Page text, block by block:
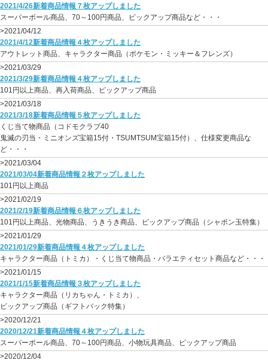
2021/4/26新着商品情報７枚アップしました
スーパーボール商品、70～100円商品、ピックアップ商品など・・・
>2021/04/12
2021/4/12新着商品情報４枚アップしました
アウトレット商品、キャラクター商品（ポケモン・ミッキー＆フレンズ）
>2021/03/29
2021/3/29新着商品情報４枚アップしました
101円以上商品、再入荷商品、ピックアップ商品
>2021/03/18
2021/3/18新着商品情報５枚アップしました
くじ当て物商品（コドモクラブ40
鬼滅の刃当・ミニオンズ宝箱15付・TSUMTSUM宝箱15付）、仕様変更商品な
ど・・・
>2021/03/04
2021/03/04新着商品情報２枚アップしました
101円以上商品
>2021/02/19
2021/2/19新着商品情報６枚アップしました
101円以上商品、光物商品、うきうき商品、ピックアップ商品（シャボン玉特集）
>2021/01/29
2021/01/29新着商品情報４枚アップしました
キャラクター商品（トミカ）・くじ当て物商品・バラエティセット商品など・・・
>2021/01/15
2021/1/15新着商品情報３枚アップしました
キャラクター商品（リカちゃん・トミカ）、
ピックアップ商品（ギフトバック特集）
>2020/12/21
2020/12/21新着商品情報４枚アップしました
スーパーボール商品、70～100円商品、小物玩具商品、ピックアップ商品
>2020/12/04